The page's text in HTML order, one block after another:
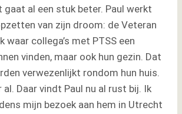
gaat al een stuk beter. Paul werkt
van zijn droom: de Veteran
waar collega’s met PTSS een
vinden, maar ook hun gezin. Dat
verwezenlijkt rondom hun huis.
al. Daar vindt Paul nu al rust bij. Ik
mijn bezoek aan hem in Utrecht